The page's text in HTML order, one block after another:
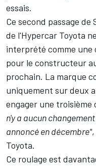
essais.
Ce second passage
de l'Hypercar Toyota
interprété comme
pour le constructeur
prochain. La marque
uniquement sur deux
engager une troisième
n'y a aucun
annoncé en décembre"
Toyota.
Ce roulage est